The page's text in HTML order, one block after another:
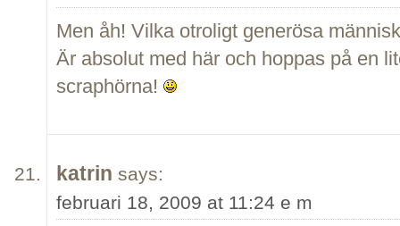
Men åh! Vilka otroligt generösa
Är absolut med här och hoppas på en
scraphörna!
katrin says:
februari 18, 2009 at 11:24 e m